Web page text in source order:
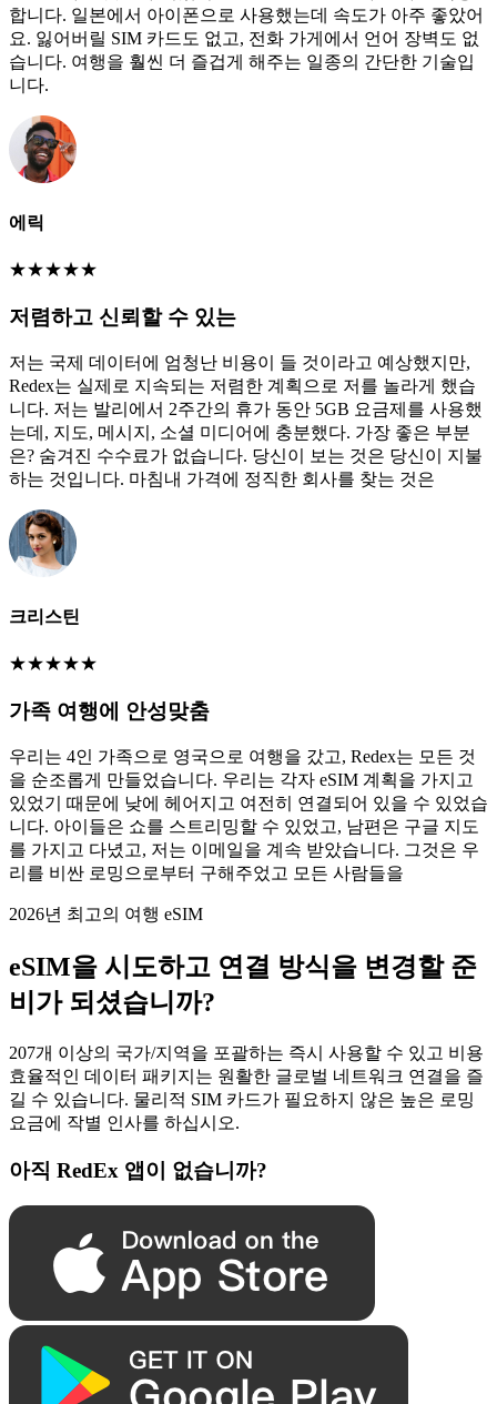
합니다. 일본에서 아이폰으로 사용했는데 속도가 아주 좋았어
요. 잃어버릴 SIM 카드도 없고, 전화 가게에서 언어 장벽도 없
습니다. 여행을 훨씬 더 즐겁게 해주는 일종의 간단한 기술입
니다.
에릭
★★★★★
저렴하고 신뢰할 수 있는
저는 국제 데이터에 엄청난 비용이 들 것이라고 예상했지만,
Redex는 실제로 지속되는 저렴한 계획으로 저를 놀라게 했습
니다. 저는 발리에서 2주간의 휴가 동안 5GB 요금제를 사용했
는데, 지도, 메시지, 소셜 미디어에 충분했다. 가장 좋은 부분
은? 숨겨진 수수료가 없습니다. 당신이 보는 것은 당신이 지불
하는 것입니다. 마침내 가격에 정직한 회사를 찾는 것은
크리스틴
★★★★★
가족 여행에 안성맞춤
우리는 4인 가족으로 영국으로 여행을 갔고, Redex는 모든 것
을 순조롭게 만들었습니다. 우리는 각자 eSIM 계획을 가지고
있었기 때문에 낮에 헤어지고 여전히 연결되어 있을 수 있었습
니다. 아이들은 쇼를 스트리밍할 수 있었고, 남편은 구글 지도
를 가지고 다녔고, 저는 이메일을 계속 받았습니다. 그것은 우
리를 비싼 로밍으로부터 구해주었고 모든 사람들을
2026년 최고의 여행 eSIM
eSIM을 시도하고 연결 방식을 변경할 준
비가 되셨습니까?
207개 이상의 국가/지역을 포괄하는 즉시 사용할 수 있고 비용
효율적인 데이터 패키지는 원활한 글로벌 네트워크 연결을 즐
길 수 있습니다. 물리적 SIM 카드가 필요하지 않은 높은 로밍
요금에 작별 인사를 하십시오.
아직 RedEx 앱이 없습니까?